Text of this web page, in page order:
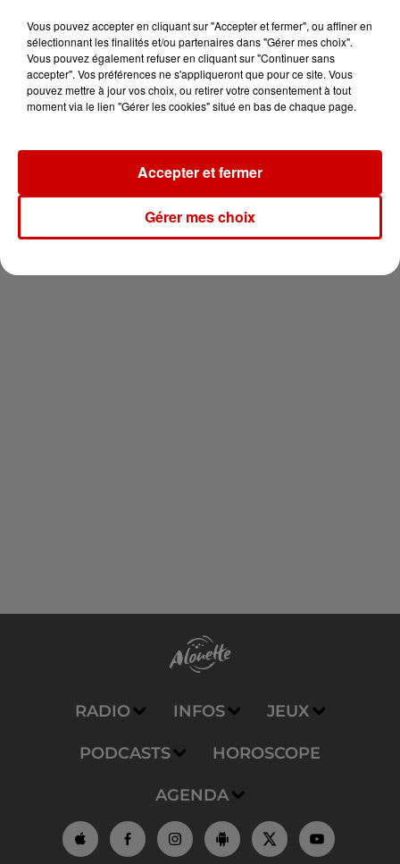
Destination Vacances : inscrivez-
vous !
Newsletter
RADIO INFOS JEUX
PODCASTS HOROSCOPE
AGENDA
Vous pouvez accepter en cliquant sur "Accepter et fermer", ou affiner en
sélectionnant les finalités et/ou partenaires dans "Gérer mes choix".
Vous pouvez également refuser en cliquant sur "Continuer sans
accepter". Vos préférences ne s'appliqueront que pour ce site. Vous
pouvez mettre à jour vos choix, ou retirer votre consentement à tout
moment via le lien "Gérer les cookies" situé en bas de chaque page.
Gérer mes choix
Accepter et fermer